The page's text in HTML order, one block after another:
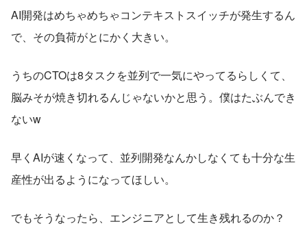
AI開発はめちゃめちゃコンテキストスイッチが発生するん
で、その負荷がとにかく大きい。
うちのCTOは8タスクを並列で一気にやってるらしくて、
脳みそが焼き切れるんじゃないかと思う。僕はたぶんでき
ないw
早くAIが速くなって、並列開発なんかしなくても十分な生
産性が出るようになってほしい。
でもそうなったら、エンジニアとして生き残れるのか？